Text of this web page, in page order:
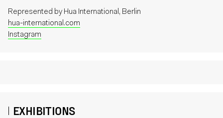
Represented by Hua International, Berlin
hua-international.com
Instagram
EXHIBITIONS